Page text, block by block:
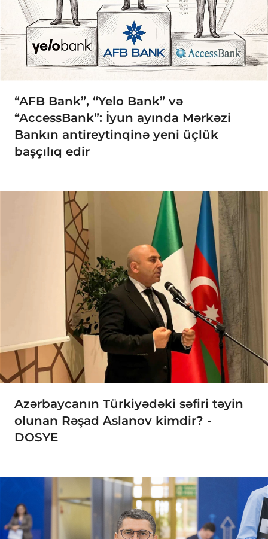
“AFB Bank”, “Yelo Bank” və
“AccessBank”: İyun ayında Mərkəzi
Bankın antireytinqinə yeni üçlük
başçılıq edir
Azərbaycanın Türkiyədəki səfiri təyin
olunan Rəşad Aslanov kimdir? -
DOSYE